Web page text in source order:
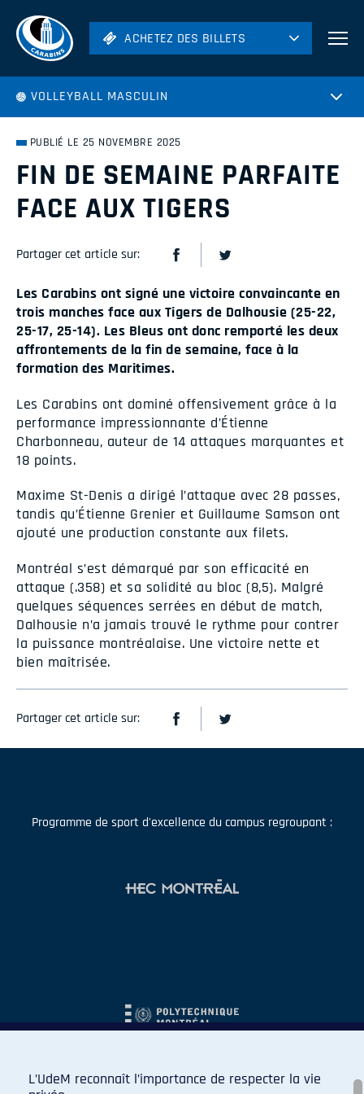
ACHETEZ DES BILLETS
Hockey
ACHETEZ DES BILLETS
VOLLEYBALL MASCULIN
PUBLIÉ LE 25 NOVEMBRE 2025
FIN DE SEMAINE PARFAITE
FACE AUX TIGERS
Partager cet article sur:
Les Carabins ont signé une victoire convaincante en
trois manches face aux Tigers de Dalhousie (25-22,
25-17, 25-14). Les Bleus ont donc remporté les deux
affrontements de la fin de semaine, face à la
formation des Maritimes.
Les Carabins ont dominé offensivement grâce à la
performance impressionnante d’Étienne
Charbonneau, auteur de 14 attaques marquantes et
18 points.
Maxime St-Denis a dirigé l’attaque avec 28 passes,
tandis qu’Étienne Grenier et Guillaume Samson ont
ajouté une production constante aux filets.
Montréal s’est démarqué par son efficacité en
attaque (.358) et sa solidité au bloc (8,5). Malgré
quelques séquences serrées en début de match,
Dalhousie n’a jamais trouvé le rythme pour contrer
la puissance montréalaise. Une victoire nette et
bien maîtrisée.
Partager cet article sur:
Programme de sport d'excellence du campus regroupant :
L’UdeM reconnaît l’importance de respecter la vie